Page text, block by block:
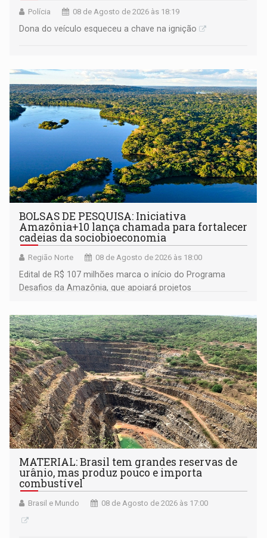
Polícia 08 de Agosto de 2026 às 18:19
Dona do veículo esqueceu a chave na ignição
BOLSAS DE PESQUISA: Iniciativa
Amazônia+10 lança chamada para fortalecer
cadeias da sociobioeconomia
Região Norte 08 de Agosto de 2026 às 18:00
Edital de R$ 107 milhões marca o início do Programa
Desafios da Amazônia, que apoiará projetos
submissão de pré-propostas poderá ser feita até 1º de
setembro
MATERIAL: Brasil tem grandes reservas de
urânio, mas produz pouco e importa
combustível
Brasil e Mundo 08 de Agosto de 2026 às 17:00